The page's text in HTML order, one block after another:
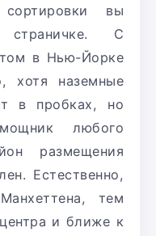
вы
С
в Нью-Йорке
хотя наземные
в пробках, но
любого
размещения
Естественно,
тем
и ближе к